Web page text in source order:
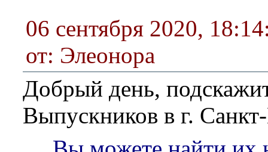
06 сентября 2020,
от: Элеонора
Добрый день,
Выпускников в г.